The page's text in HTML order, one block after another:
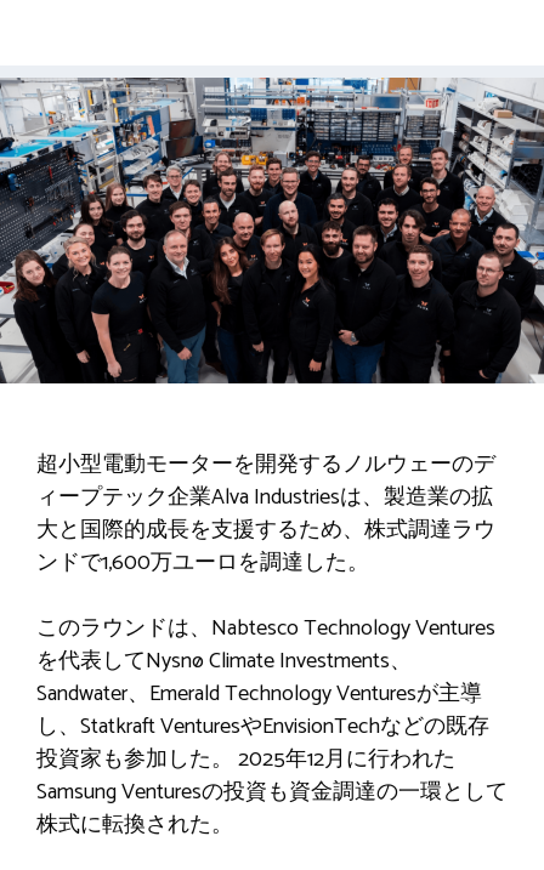
超小型電動モーターを開発するノルウェーのデ
ィープテック企業Alva Industriesは、製造業の拡
大と国際的成長を支援するため、株式調達ラウ
ンドで1,600万ユーロを調達した。
このラウンドは、Nabtesco Technology Ventures
を代表してNysnø Climate Investments、
Sandwater、Emerald Technology Venturesが主導
し、Statkraft VenturesやEnvisionTechなどの既存
投資家も参加した。 2025年12月に行われた
Samsung Venturesの投資も資金調達の一環として
株式に転換された。